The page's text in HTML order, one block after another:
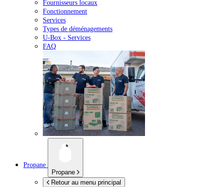
Fournisseurs locaux
Fonctionnement
Services
Types de déménagements
U-Box - Services
FAQ
Propane
Propane
Retour au menu principal